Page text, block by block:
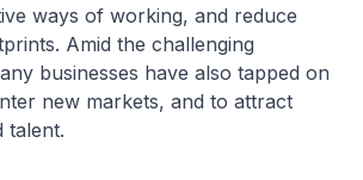
ways of working, and reduce
Amid the challenging
businesses have also tapped on
new markets, and to attract
talent.